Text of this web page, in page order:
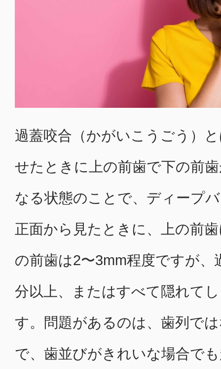
過蓋咬合（かがいこうごう）
せたときに上の前歯で下の前
なる状態のことで、ディープ
正面から見たときに、上の前
の前歯は2〜3mm程度ですが、
分以上、またはすべて隠れて
す。問題があるのは、歯列で
で、歯並びがきれいな場合で